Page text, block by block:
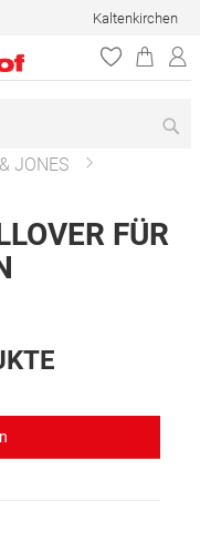
Kaltenkirchen
JONES
FÜR